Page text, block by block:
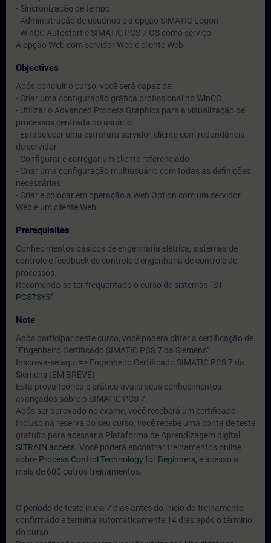
- Sincronização de tempo
- Administração de usuários e a opção SIMATIC Logon
- WinCC Autostart e SIMATIC PCS 7 OS como serviço
A opção Web com servidor Web e cliente Web
Objectives
Após concluir o curso, você será capaz de:
- Criar uma configuração gráfica profissional no WinCC
- Utilizar o Advanced Process Graphics para a visualização de
processos centrada no usuário
- Estabelecer uma estrutura servidor-cliente com redundância
de servidor
- Configurar e carregar um cliente referenciado
- Criar uma configuração multiusuário com todas as definições
necessárias
- Criar e colocar em operação a Web Option com um servidor
Web e um cliente Web
Prerequisites
Conhecimentos básicos de engenharia elétrica, sistemas de
controle e feedback de controle e engenharia de controle de
processos.
Recomenda-se ter frequentado o curso de sistemas “ST-
PCS7SYS”
Note
Após participar deste curso, você poderá obter a certificação de
“Engenheiro Certificado SIMATIC PCS 7 da Siemens”.
Inscreva-se aqui => Engenheiro Certificado SIMATIC PCS 7 da
Siemens (EM BREVE)
Esta prova teórica e prática avalia seus conhecimentos
avançados sobre o SIMATIC PCS 7.
Após ser aprovado no exame, você receberá um certificado.
Incluso na reserva do seu curso, você recebe uma conta de teste
gratuito para acessar a Plataforma de Aprendizagem digital
SITRAIN access. Você poderá encontrar treinamentos online
sobre Process Control Technology for Beginners, e acesso a
mais de 600 outros treinamentos.
O período de teste inicia 7 dias antes do inicio do treinamento
confirmado e termina automaticamente 14 dias após o término
do curso.